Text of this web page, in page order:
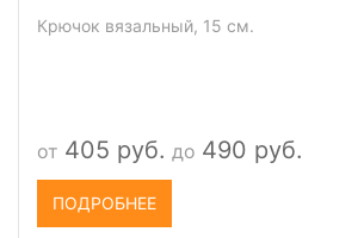
Крючок вязальный, 15 см.
от 405 руб. до 490 руб.
ПОДРОБНЕЕ